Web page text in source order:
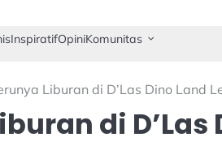
InspiratifOpiniKomunitas
Liburan di D’Las Dino Land
di